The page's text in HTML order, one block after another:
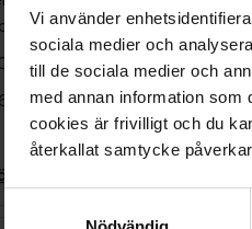
Vi använder
sociala medier och
till de sociala medier och
med annan information som
cookies är frivilligt och du
återkallat samtycke
kr/ml